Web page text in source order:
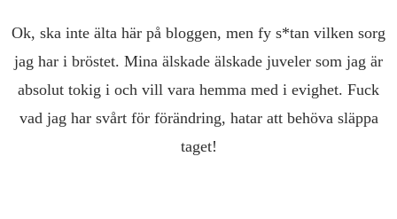
Ok, ska inte älta här på bloggen, men fy s*tan vilken sorg
jag har i bröstet. Mina älskade älskade juveler som jag är
absolut tokig i och vill vara hemma med i evighet. Fuck
vad jag har svårt för förändring, hatar att behöva släppa
taget!